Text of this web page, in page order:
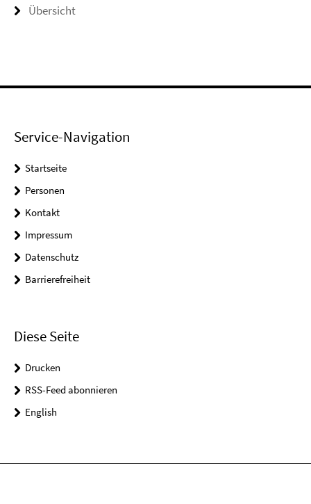
Übersicht
Service-Navigation
Startseite
Personen
Kontakt
Impressum
Datenschutz
Barrierefreiheit
Diese Seite
Drucken
RSS-Feed abonnieren
English